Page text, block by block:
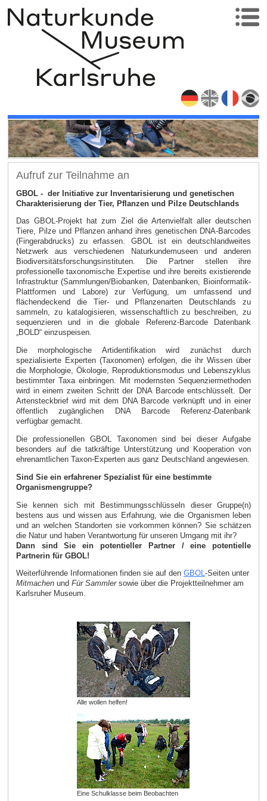
Aufruf zur Teilnahme an
GBOL - der Initiative zur Inventarisierung und genetischen
Charakterisierung der Tier, Pflanzen und Pilze Deutschlands
Das GBOL-Projekt hat zum Ziel die Artenvielfalt aller deutschen
Tiere, Pilze und Pflanzen anhand ihres genetischen DNA-Barcodes
(Fingerabdrucks) zu erfassen. GBOL ist ein deutschlandweites
Netzwerk aus verschiedenen Naturkundemuseen und anderen
Biodiversitätsforschungsinstituten. Die Partner stellen ihre
professionelle taxonomische Expertise und ihre bereits existierende
Infrastruktur (Sammlungen/Biobanken, Datenbanken, Bioinformatik-
Plattformen und Labore) zur Verfügung, um umfassend und
flächendeckend die Tier- und Pflanzenarten Deutschlands zu
sammeln, zu katalogisieren, wissenschaftlich zu beschreiben, zu
sequenzieren und in die globale Referenz-Barcode Datenbank
„BOLD“ einzuspeisen.
Die morphologische Artidentifikation wird zunächst durch
spezialisierte Experten (Taxonomen) erfolgen, die ihr Wissen über
die Morphologie, Ökologie, Reproduktionsmodus und Lebenszyklus
bestimmter Taxa einbringen. Mit modernsten Sequenziermethoden
wird in einem zweiten Schritt der DNA Barcode entschlüsselt. Der
Artensteckbrief wird mit dem DNA Barcode verknüpft und in einer
öffentlich zugänglichen DNA Barcode Referenz-Datenbank
verfügbar gemacht.
Die professionellen GBOL Taxonomen sind bei dieser Aufgabe
besonders auf die tatkräftige Unterstützung und Kooperation von
ehrenamtlichen Taxon-Experten aus ganz Deutschland angewiesen.
Sind Sie ein erfahrener Spezialist für eine bestimmte
Organismengruppe?
Sie kennen sich mit Bestimmungsschlüsseln dieser Gruppe(n)
bestens aus und wissen aus Erfahrung, wie die Organismen leben
und an welchen Standorten sie vorkommen können? Sie schätzen
die Natur und haben Verantwortung für unseren Umgang mit ihr?
Dann sind Sie ein potentieller Partner / eine potentielle
Partnerin für GBOL!
Weiterführende Informationen finden sie auf den GBOL-Seiten unter
Mitmachenund Für Sammlersowie über die Projektteilnehmer am
Karlsruher Museum.
Alle wollen helfen!
Eine Schulklasse beim Beobachten